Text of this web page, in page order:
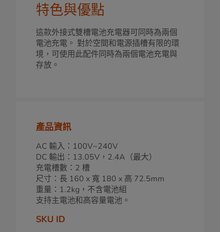
特色與優點
這款外接式雙槽電池充電器可同時為兩個
電池充電。 對於空間和電源插槽有限的環
境，可使用此配件同時為兩個電池充電與
存放。
產品資訊
AC 輸入：100V~240V
DC 輸出：13.05V，2.4A（最大）
充電槽數：2 槽
尺寸：長 160 x 寬 180 x 高 72.5mm
重量：1.2kg，不含電池組
支持主電池和高容量電池。
SKU ID